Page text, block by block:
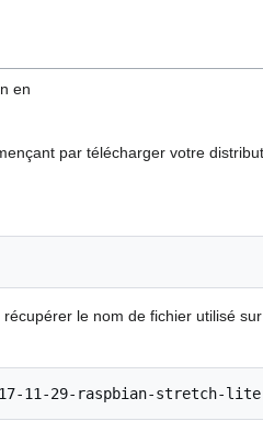
en
par télécharger votre
le nom de fichier utilisé